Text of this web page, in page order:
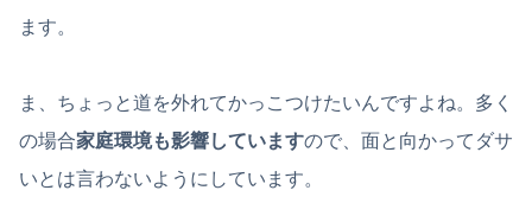
ます。
ま、ちょっと道を外れてかっこつけたいんですよね。多く
の場合家庭環境も影響していますので、面と向かってダサ
いとは言わないようにしています。